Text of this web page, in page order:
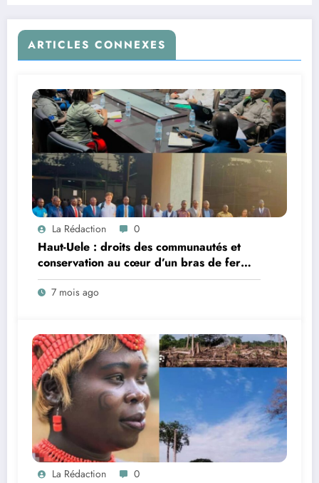
ARTICLES CONNEXES
La Rédaction 0
Haut-Uele : droits des communautés et
conservation au cœur d’un bras de fer
entre la chefferie de Mondo-Missa et le
Parc national de la Garamba
7 mois ago
La Rédaction 0